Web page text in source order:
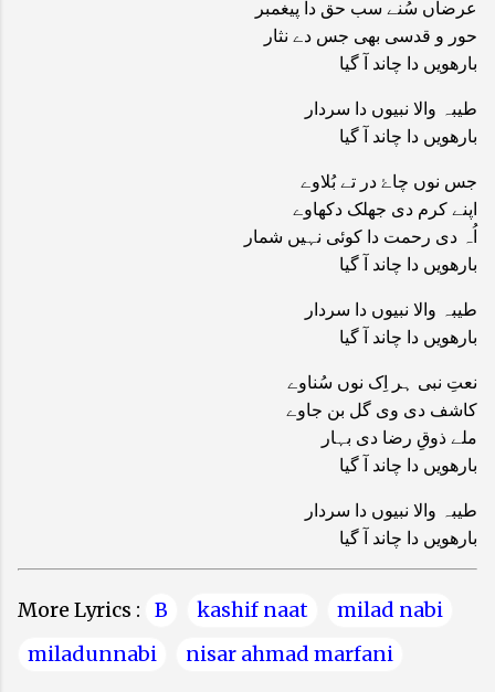
عرضاں سُنے سب حق دا پیغمبر
حور و قدسی بھی جس دے نثار
بارھویں دا چاند آ گیا
طیبہ والا نبیوں دا سردار
بارھویں دا چاند آ گیا
جس نوں چاۓ در تے بُلاوے
اپنے کرم دی جھلک دکھاوے
اُہ دی رحمت دا کوئی نہیں شمار
بارھویں دا چاند آ گیا
طیبہ والا نبیوں دا سردار
بارھویں دا چاند آ گیا
نعتِ نبی ہر اِک نوں سُناوے
کاشف دی وی گل بن جاوے
ملے ذوقِ رضا دی بہار
بارھویں دا چاند آ گیا
طیبہ والا نبیوں دا سردار
بارھویں دا چاند آ گیا
More Lyrics : B kashif naat
milad nabi
miladunnabi
nisar ahmad marfani